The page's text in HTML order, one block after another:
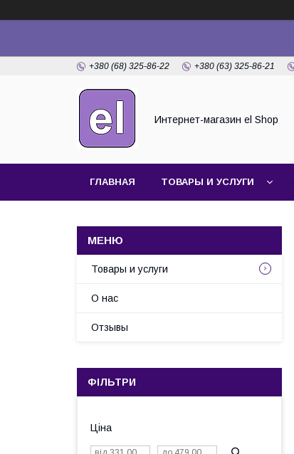
+380 (68) 325-86-22 +380 (63) 325-86-21
Интернет-магазин el Shop
ГЛАВНАЯ ТОВАРЫ И УСЛУГИ
Товары и услуги
О нас
Отзывы
ФІЛЬТРИ
Ціна